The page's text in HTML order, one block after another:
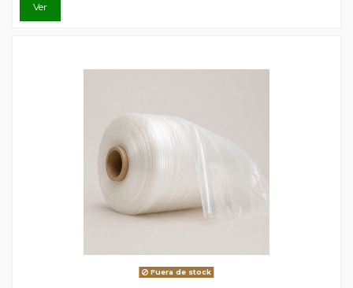
Ver
Fuera de stock